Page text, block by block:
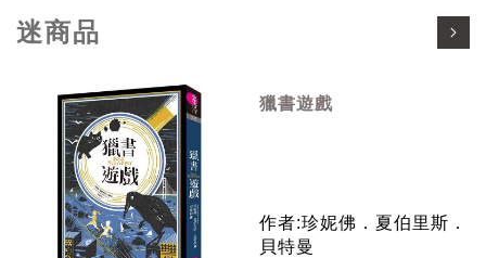
迷商品
獵書遊戲
作者:珍妮佛．夏伯里斯．
貝特曼